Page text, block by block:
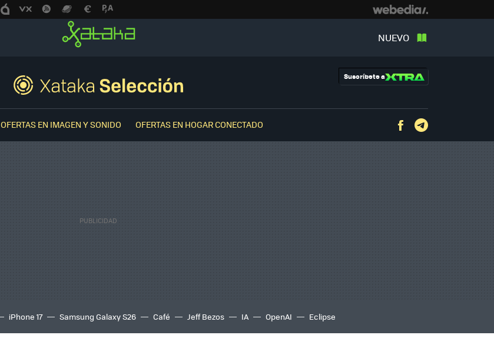
NUEVO
Suscríbete a
OFERTAS EN IMAGEN Y SONIDO OFERTAS EN HOGAR CONECTADO Facebook
iPhone 17 Samsung Galaxy S26 Café Jeff Bezos IA OpenAI Eclipse